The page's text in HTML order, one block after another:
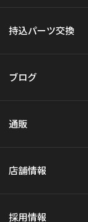
持込パーツ交換
ブログ
通販
店舗情報
採用情報